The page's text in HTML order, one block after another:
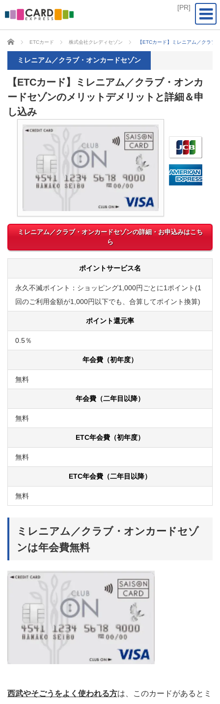
CARD EXPRESS
ETCカード 株式会社クレディセゾン 【ETCカード】ミレニアム／クラ
ミレニアム／クラブ・オンカードセゾン
【ETCカード】ミレニアム／クラブ・オンカ
ードセゾンのメリットデメリットと詳細＆申
し込み
ミレニアム／クラブ・オンカードセゾンの詳細・お申込みはこち
ら
ポイントサービス名
永久不滅ポイント：ショッピング1,000円ごとに1ポイント(1
回のご利用金額が1,000円以下でも、合算してポイント換算)
ポイント還元率
0.5％
年会費（初年度）
無料
年会費（二年目以降）
無料
ETC年会費（初年度）
無料
ETC年会費（二年目以降）
無料
ミレニアム／クラブ・オンカードセゾ
ンは年会費無料
西武やそごうをよく使われる方は、このカードがあるとミ